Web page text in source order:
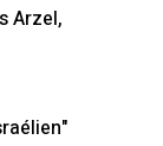
Arzel,